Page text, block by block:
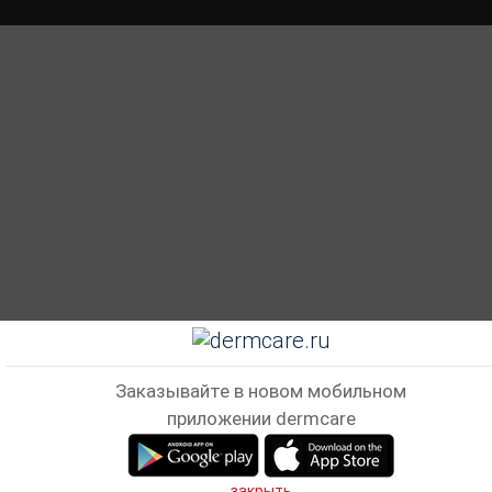
Заказывайте в новом мобильном
приложении dermcare